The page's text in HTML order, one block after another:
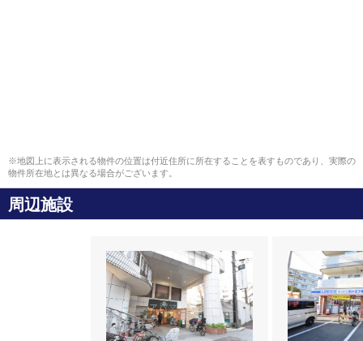
※地図上に表示される物件の位置は付近住所に所在することを表すものであり、実際の
物件所在地とは異なる場合がございます。
周辺施設